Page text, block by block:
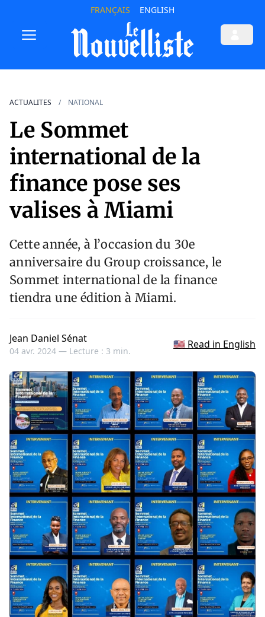
FRANÇAIS ENGLISH
ACTUALITES NATIONAL
Le Sommet
international de la
finance pose ses
valises à Miami
Cette année, à l’occasion du 30e
anniversaire du Group croissance, le
Sommet international de la finance
tiendra une édition à Miami.
Jean Daniel Sénat
04 avr. 2024 — Lecture : 3 min.
🇺🇸 Read in English